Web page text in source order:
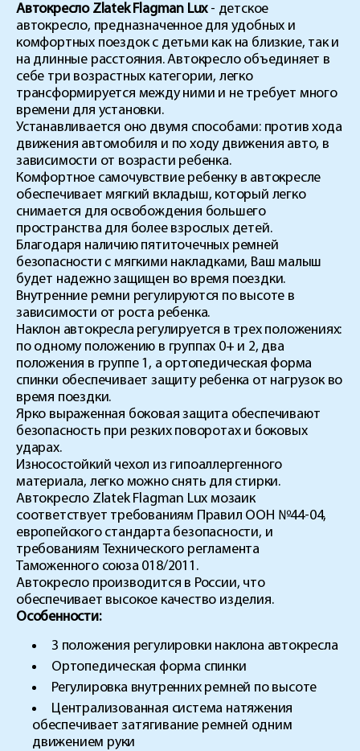
Автокресло Zlatek Flagman Lux- детское
автокресло, предназначенное для удобных и
комфортных поездок с детьми как на близкие, так и
на длинные расстояния. Автокресло объединяет в
себе три возрастных категории, легко
трансформируется между ними и не требует много
времени для установки.
Устанавливается оно двумя способами: против хода
движения автомобиля и по ходу движения авто, в
зависимости от возрасти ребенка.
Комфортное самочувствие ребенку в автокресле
обеспечивает мягкий вкладыш, который легко
снимается для освобождения большего
пространства для более взрослых детей.
Благодаря наличию пятиточечных ремней
безопасности с мягкими накладками, Ваш малыш
будет надежно защищен во время поездки.
Внутренние ремни регулируются по высоте в
зависимости от роста ребенка.
Наклон автокресла регулируется в трех положениях:
по одному положению в группах 0+ и 2, два
положения в группе 1, а ортопедическая форма
спинки обеспечивает защиту ребенка от нагрузок во
время поездки.
Ярко выраженная боковая защита обеспечивают
безопасность при резких поворотах и боковых
ударах.
Износостойкий чехол из гипоаллергенного
материала, легко можно снять для стирки.
Автокресло Zlatek Flagman Lux мозаик
соответствует требованиям Правил ООН №44-04,
европейского стандарта безопасности, и
требованиям Технического регламента
Таможенного союза 018/2011.
Автокресло производится в России, что
обеспечивает высокое качество изделия.
Особенности:
3 положения регулировки наклона автокресла
Ортопедическая форма спинки
Регулировка внутренних ремней по высоте
Централизованная система натяжения
обеспечивает затягивание ремней одним
движением руки